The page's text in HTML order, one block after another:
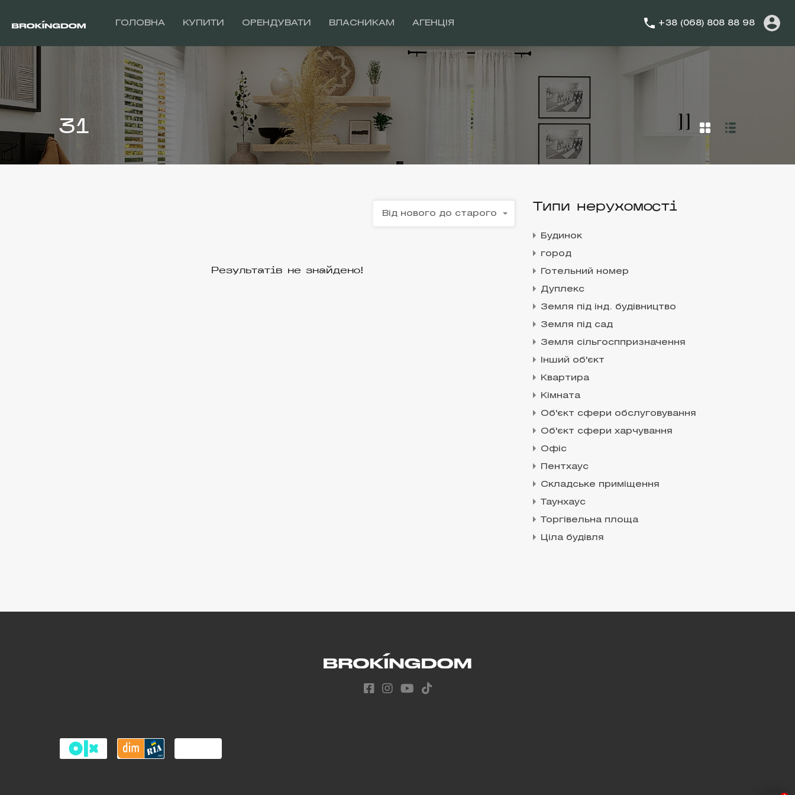
ГОЛОВНА КУПИТИ ОРЕНДУВАТИ ВЛАСНИКАМ АГЕНЦІЯ +38 (068) 808 88 98
31
Від нового до старого
Результатів не знайдено!
Типи нерухомості
Будинок
город
Готельний номер
Дуплекс
Земля під інд. будівництво
Земля під сад
Земля сільгосппризначення
Інший об'єкт
Квартира
Кімната
Об'єкт сфери обслуговування
Об'єкт сфери харчування
Офіс
Пентхаус
Складське приміщення
Таунхаус
Торгівельна площа
Ціла будівля